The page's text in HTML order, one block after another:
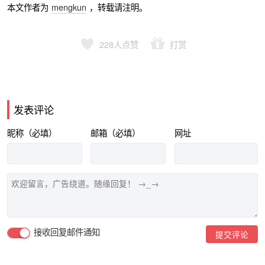
本文作者为 mengkun ，转载请注明。
228人点赞 打赏
发表评论
昵称（必填） 邮箱（必填） 网址
接收回复邮件通知 提交评论